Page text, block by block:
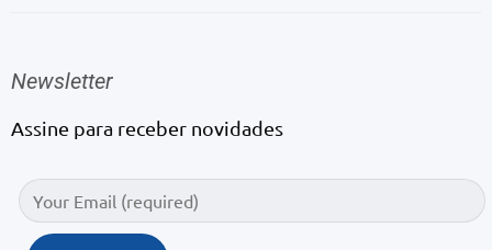
Newsletter
Assine para receber novidades